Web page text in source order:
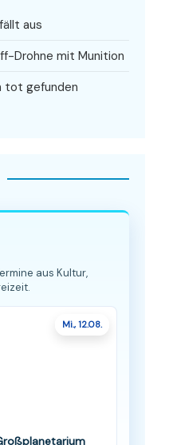
aus
Drohne mit Munition
tot gefunden
aus Kultur,
Mi., 12.08.